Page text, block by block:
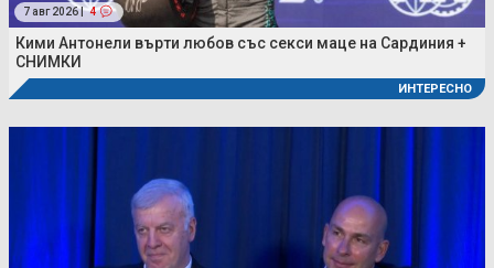
7 авг 2026 | 4
Кими Антонели върти любов със секси маце на Сардиния +
СНИМКИ
ИНТЕРЕСНО